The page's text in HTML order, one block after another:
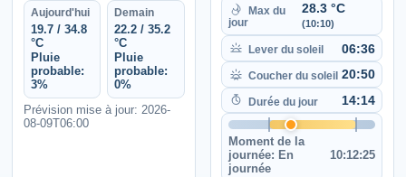
Aujourd'hui
19.7 / 34.8
°C
Pluie
probable:
3%
Demain
22.2 / 35.2
°C
Pluie
probable:
0%
Prévision mise à jour: 2026-
08-09T06:00
Max du
jour
28.3 °C
(10:10)
Lever du soleil 06:36
Coucher du soleil 20:50
Durée du jour 14:14
Moment de la
journée: En
journée
10:12:25